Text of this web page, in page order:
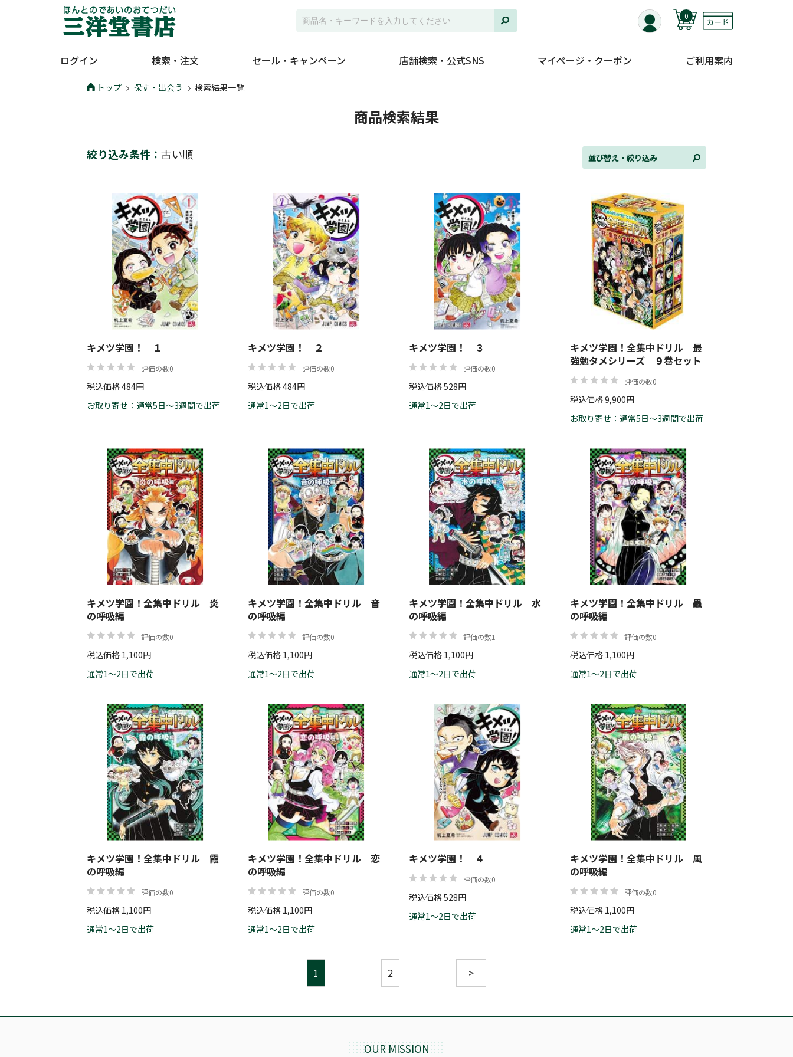
0
ログイン 検索・注文 セール・キャンペーン 店舗検索・公式SNS マイページ・クーポン ご利用案内
トップ 探す・出会う 検索結果一覧
商品検索結果
絞り込み条件： 古い順 並び替え・絞り込み
並び替え
在庫状況
価格帯
絞り込む
リセット
キメツ学園！ １
評価の数0
税込価格 484円
お取り寄せ：通常5日～3週間で出荷
キメツ学園！ ２
評価の数0
税込価格 484円
通常1～2日で出荷
キメツ学園！ ３
評価の数0
税込価格 528円
通常1～2日で出荷
キメツ学園！全集中ドリル 最
強勉タメシリーズ ９巻セット
評価の数0
税込価格 9,900円
お取り寄せ：通常5日～3週間で出荷
キメツ学園！全集中ドリル 炎
の呼吸編
評価の数0
税込価格 1,100円
通常1～2日で出荷
キメツ学園！全集中ドリル 音
の呼吸編
評価の数0
税込価格 1,100円
通常1～2日で出荷
キメツ学園！全集中ドリル 水
の呼吸編
評価の数1
税込価格 1,100円
通常1～2日で出荷
キメツ学園！全集中ドリル 蟲
の呼吸編
評価の数0
税込価格 1,100円
通常1～2日で出荷
キメツ学園！全集中ドリル 霞
の呼吸編
評価の数0
税込価格 1,100円
通常1～2日で出荷
キメツ学園！全集中ドリル 恋
の呼吸編
評価の数0
税込価格 1,100円
通常1～2日で出荷
キメツ学園！ ４
評価の数0
税込価格 528円
通常1～2日で出荷
キメツ学園！全集中ドリル 風
の呼吸編
評価の数0
税込価格 1,100円
通常1～2日で出荷
1 2 >
OUR MISSION